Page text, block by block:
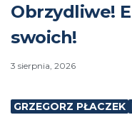
Obrzydliwe!
swoich!
3 sierpnia, 2026
GRZEGORZ PŁACZEK